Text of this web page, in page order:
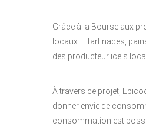
Grâce à la Bourse aux
locaux — tartinades,
des producteur·ice·s
À travers ce projet,
donner envie de
consommation est